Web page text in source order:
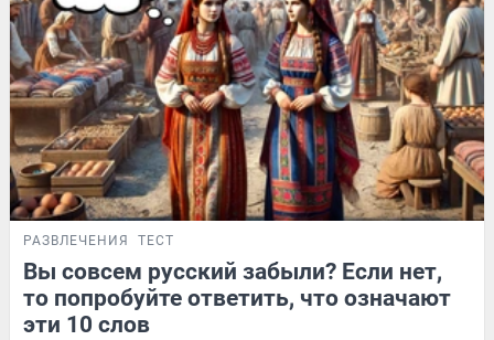
РАЗВЛЕЧЕНИЯ ТЕСТ
Вы совсем русский забыли? Если нет,
то попробуйте ответить, что означают
эти 10 слов